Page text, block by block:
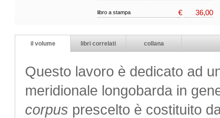
libro a stampa € 36,00
il volume libri correlati collana
Questo lavoro è dedicato ad
meridionale longobarda in
corpus prescelto è costituito